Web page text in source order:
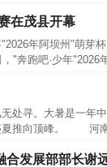
在茂县开幕
年阿坝州"萌芽
奔跑吧·少年"2026
。大暑是一年中
夏推向顶峰。 河
合发展部部长谢